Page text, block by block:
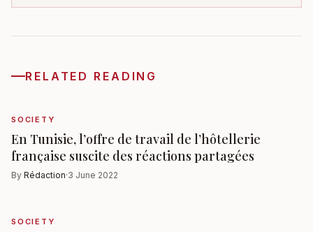
RELATED READING
SOCIETY
En Tunisie, l’offre de travail de l’hôtellerie
française suscite des réactions partagées
By Rédaction·3 June 2022
SOCIETY